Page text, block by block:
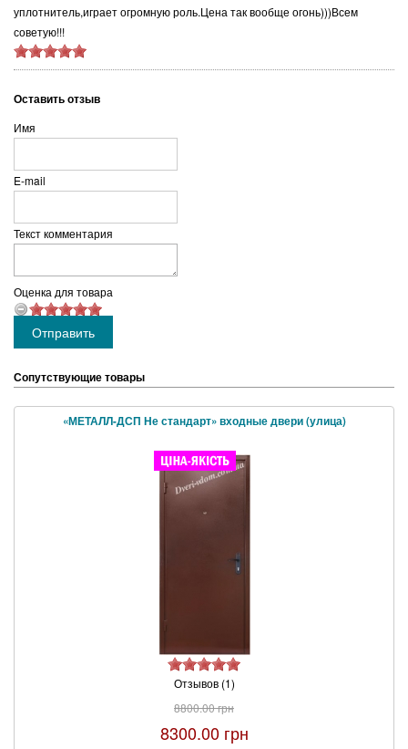
уплотнитель,играет огромную роль.Цена так вообще огонь)))Всем
советую!!!
Оставить отзыв
Имя
E-mail
Текст комментария
Оценка для товара
Сопутствующие товары
«МЕТАЛЛ-ДСП Не стандарт» входные двери (улица)
Отзывов (1)
8800.00 грн
8300.00 грн